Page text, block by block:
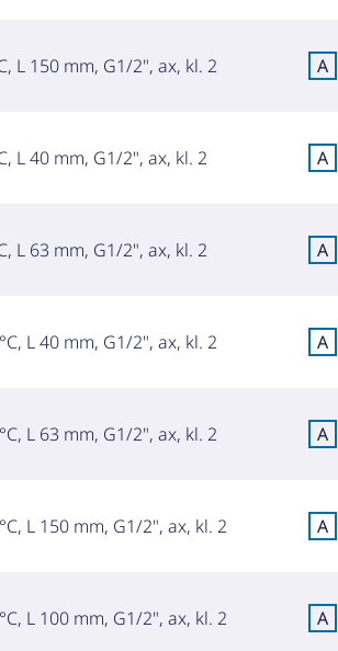
L 150 mm, G1/2", ax, kl. 2 A
L 40 mm, G1/2", ax, kl. 2 A
L 63 mm, G1/2", ax, kl. 2 A
L 40 mm, G1/2", ax, kl. 2 A
L 63 mm, G1/2", ax, kl. 2 A
L 150 mm, G1/2", ax, kl. 2 A
L 100 mm, G1/2", ax, kl. 2 A